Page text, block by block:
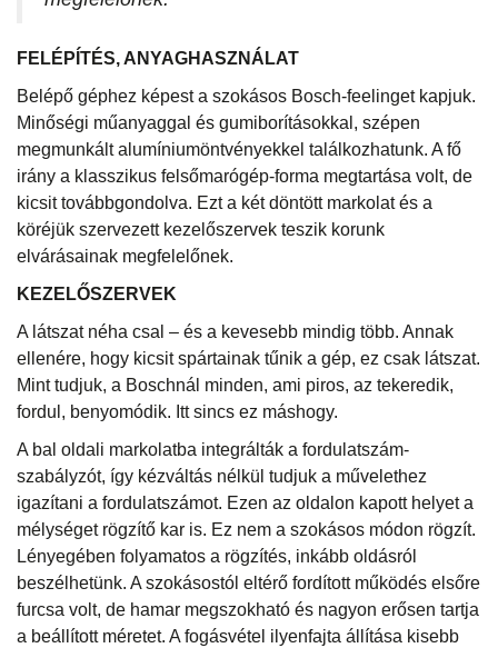
FELÉPÍTÉS, ANYAGHASZNÁLAT
Belépő géphez képest a szokásos Bosch-feelinget kapjuk.
Minőségi műanyaggal és gumiborításokkal, szépen
megmunkált alumíniumöntvényekkel találkozhatunk. A fő
irány a klasszikus felsőmarógép-forma megtartása volt, de
kicsit továbbgondolva. Ezt a két döntött markolat és a
köréjük szervezett kezelőszervek teszik korunk
elvárásainak megfelelőnek.
KEZELŐSZERVEK
A látszat néha csal – és a kevesebb mindig több. Annak
ellenére, hogy kicsit spártainak tűnik a gép, ez csak látszat.
Mint tudjuk, a Boschnál minden, ami piros, az tekeredik,
fordul, benyomódik. Itt sincs ez máshogy.
A bal oldali markolatba integrálták a fordulatszám-
szabályzót, így kézváltás nélkül tudjuk a művelethez
igazítani a fordulatszámot. Ezen az oldalon kapott helyet a
mélységet rögzítő kar is. Ez nem a szokásos módon rögzít.
Lényegében folyamatos a rögzítés, inkább oldásról
beszélhetünk. A szokásostól eltérő fordított működés elsőre
furcsa volt, de hamar megszokható és nagyon erősen tartja
a beállított méretet. A fogásvétel ilyenfajta állítása kisebb